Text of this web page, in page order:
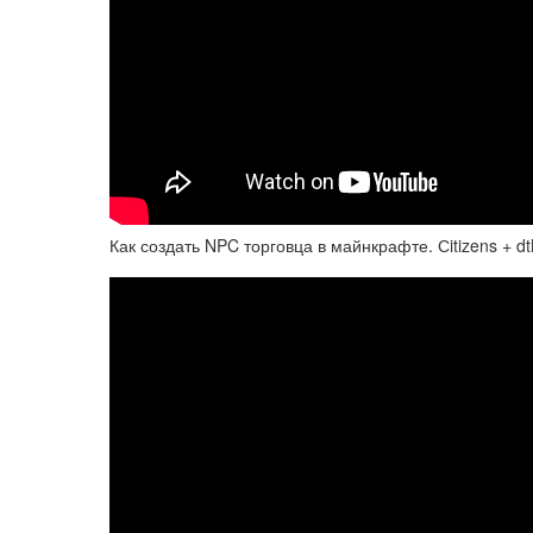
Как создать NPC торговца в майнкрафте. Сitizens +